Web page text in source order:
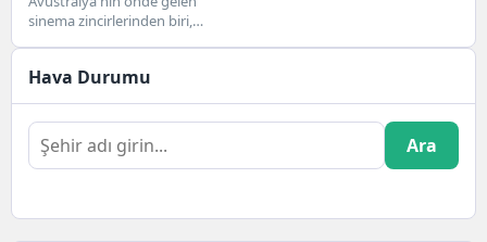
sinema zincirlerinden biri,
girmesinin...
Hava Durumu
Ara